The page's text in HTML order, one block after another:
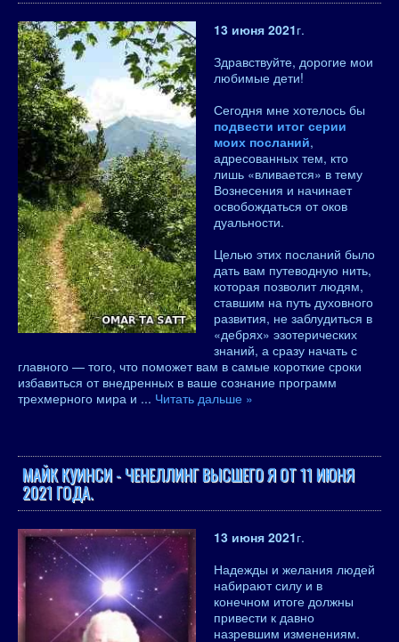
13 июня 2021г.
Здравствуйте, дорогие мои
любимые дети!
Сегодня мне хотелось бы
подвести итог серии
моих посланий,
адресованных тем, кто
лишь «вливается» в тему
Вознесения и начинает
освобождаться от оков
дуальности.
Целью этих посланий было
дать вам путеводную нить,
которая позволит людям,
ставшим на путь духовного
развития, не заблудиться в
«дебрях» эзотерических
знаний, а сразу начать с
главного — того, что поможет вам в самые короткие сроки
избавиться от внедренных в ваше сознание программ
трехмерного мира и ... Читать дальше »
МАЙК КУИНСИ - ЧЕНЕЛЛИНГ ВЫСШЕГО Я ОТ 11 ИЮНЯ
2021 ГОДА.
13 июня 2021г.
Надежды и желания людей
набирают силу и в
конечном итоге должны
привести к давно
назревшим изменениям.